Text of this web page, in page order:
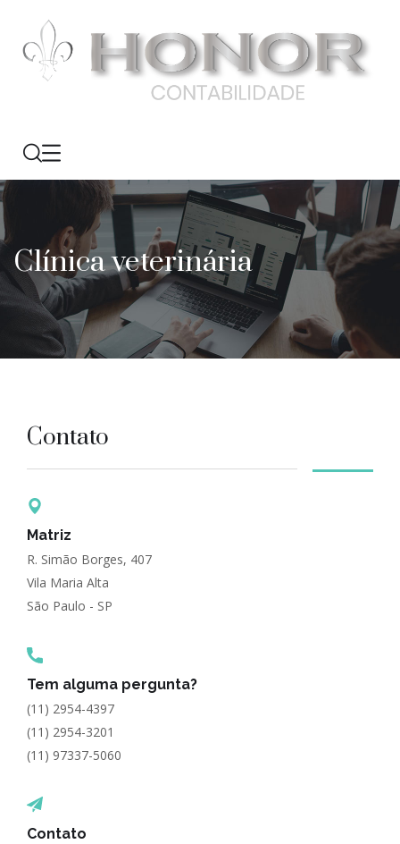
Clínica veterinária
Contato
Matriz
R. Simão Borges, 407
Vila Maria Alta
São Paulo - SP
Tem alguma pergunta?
(11) 2954-4397
(11) 2954-3201
(11) 97337-5060
Contato